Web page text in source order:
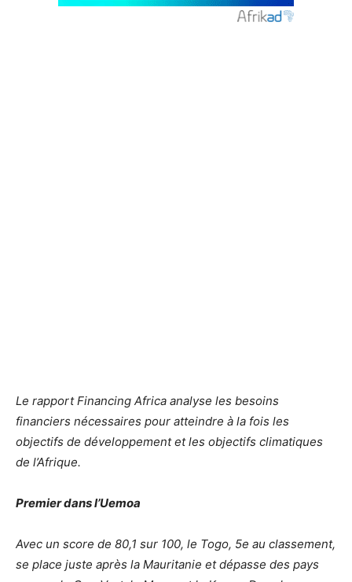
Le rapport Financing Africa analyse les besoins
financiers nécessaires pour atteindre à la fois les
objectifs de développement et les objectifs climatiques
de l’Afrique.
Premier dans l’Uemoa
Avec un score de 80,1 sur 100, le Togo, 5e au classement,
se place juste après la Mauritanie et dépasse des pays